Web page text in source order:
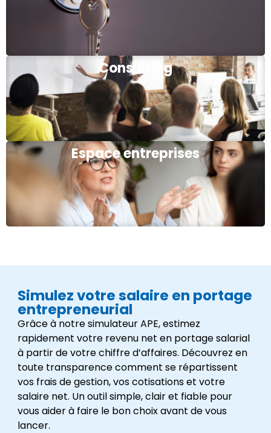
Consulting
Espace entreprises
Simulez votre salaire en portage
entrepreneurial
Grâce à notre simulateur APE, estimez
rapidement votre revenu net en portage salarial
à partir de votre chiffre d’affaires. Découvrez en
toute transparence comment se répartissent
vos frais de gestion, vos cotisations et votre
salaire net. Un outil simple, clair et fiable pour
vous aider à faire le bon choix avant de vous
lancer.